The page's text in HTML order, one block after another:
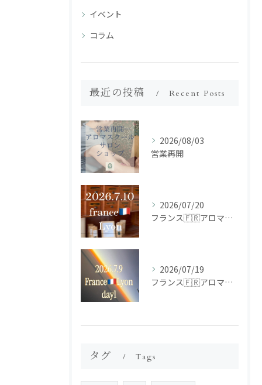
イベント
コラム
最近の投稿 Recent Posts
2026/08/03
営業再開
2026/07/20
フランス🇫🇷アロマ研修ツアー𝗱𝗮𝘆𝟮
2026/07/19
フランス🇫🇷アロマ研修ツアー𝗱𝗮𝘆𝟭
タグ Tags